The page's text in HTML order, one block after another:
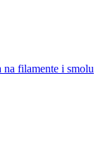
na filamente i smolu